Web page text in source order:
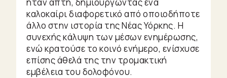
καλοκαίρι διαφορετικό από οποιοδήποτε
άλλο στην ιστορία της Νέας Υόρκης. Η
συνεχής κάλυψη των μέσων ενημέρωσης,
ενώ κρατούσε το κοινό ενήμερο, ενίσχυσε
επίσης άθελά της την τρομακτική
εμβέλεια του δολοφόνου.